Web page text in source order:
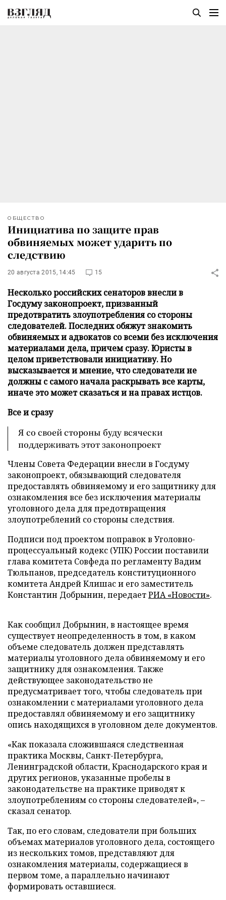
ОБЩЕСТВО
Инициатива по защите прав
обвиняемых может ударить по
следствию
20 августа 2015, 14:45 15
Несколько российских сенаторов внесли в
Госдуму законопроект, призванный
предотвратить злоупотребления со стороны
следователей. Последних обяжут знакомить
обвиняемых и адвокатов со всеми без исключения
материалами дела, причем сразу. Юристы в
целом приветствовали инициативу. Но
высказывается и мнение, что следователи не
должны с самого начала раскрывать все карты,
иначе это может сказаться и на правах истцов.
Все и сразу
Я со своей стороны буду всячески
поддерживать этот законопроект
Члены Совета Федерации внесли в Госдуму
законопроект, обязывающий следователя
предоставлять обвиняемому и его защитнику для
ознакомления все без исключения материалы
уголовного дела для предотвращения
злоупотреблений со стороны следствия.
Подписи под проектом поправок в Уголовно-
процессуальный кодекс (УПК) России поставили
глава комитета Совфеда по регламенту Вадим
Тюльпанов, председатель конституционного
комитета Андрей Клишас и его заместитель
Константин Добрынин, передаетРИА «Новости».
Как сообщил Добрынин, в настоящее время
существует неопределенность в том, в каком
объеме следователь должен представлять
материалы уголовного дела обвиняемому и его
защитнику для ознакомления. Также
действующее законодательство не
предусматривает того, чтобы следователь при
ознакомлении с материалами уголовного дела
предоставлял обвиняемому и его защитнику
опись находящихся в уголовном деле документов.
«Как показала сложившаяся следственная
практика Москвы, Санкт-Петербурга,
Ленинградской области, Краснодарского края и
других регионов, указанные пробелы в
законодательстве на практике приводят к
злоупотреблениям со стороны следователей», –
сказал сенатор.
Так, по его словам, следователи при больших
объемах материалов уголовного дела, состоящего
из нескольких томов, представляют для
ознакомления материалы, содержащиеся в
первом томе, а параллельно начинают
формировать оставшиеся.